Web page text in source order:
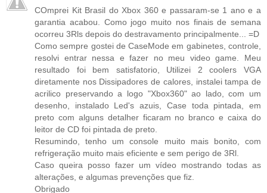
COmprei Kit Brasil do Xbox 360 e passaram-se 1 ano e a
garantia acabou. Como jogo muito nos finais de semana
ocorreu 3Rls depois do destravamento principalmente... =D
Como sempre gostei de CaseMode em gabinetes, controle,
resolvi entrar nessa e fazer no meu video game. Meu
resultado foi bem satisfatorio, Utilizei 2 coolers VGA
diretamente nos Dissipadores de calores, instalei tampa de
acrilico preservando a logo "Xbox360" ao lado, com um
desenho, instalado Led's azuis, Case toda pintada, em
preto com alguns detalher ficaram no branco e caixa do
leitor de CD foi pintada de preto.
Resumindo, tenho um console muito mais bonito, com
refrigeração muito mais eficiente e sem perigo de 3Rl.
Caso queira posso fazer um vídeo mostrando todas as
alterações, e algumas prevenções que fiz.
Obrigado